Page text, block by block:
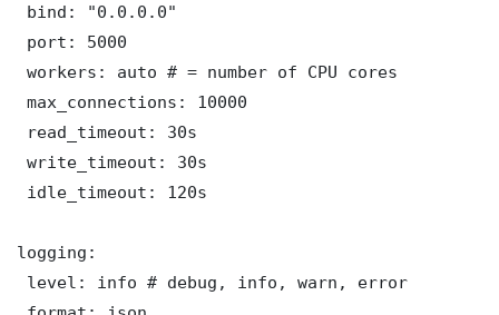
bind: "0.0.0.0"
port: 5000
workers: auto # = number of CPU cores
max_connections: 10000
read_timeout: 30s
write_timeout: 30s
idle_timeout: 120s
logging:
level: info # debug, info, warn, error